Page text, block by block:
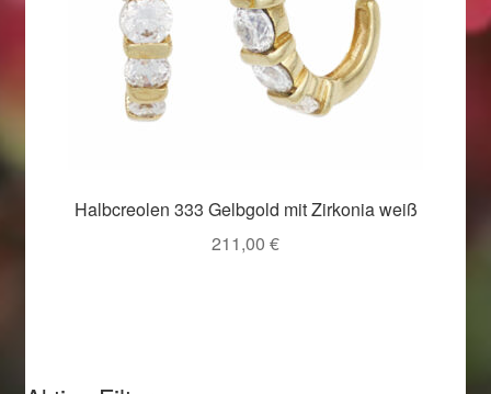
Halbcreolen 333 Gelbgold mit Zirkonia weiß
211,00 €